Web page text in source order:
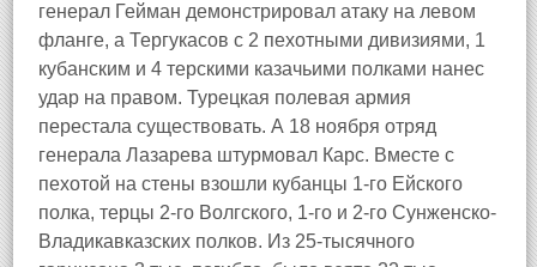
генерал Гейман демонстрировал атаку на левом
фланге, а Тергукасов с 2 пехотными дивизиями, 1
кубанским и 4 терскими казачьими полками нанес
удар на правом. Турецкая полевая армия
перестала существовать. А 18 ноября отряд
генерала Лазарева штурмовал Карс. Вместе с
пехотой на стены взошли кубанцы 1-го Ейского
полка, терцы 2-го Волгского, 1-го и 2-го Сунженско-
Владикавказских полков. Из 25-тысячного